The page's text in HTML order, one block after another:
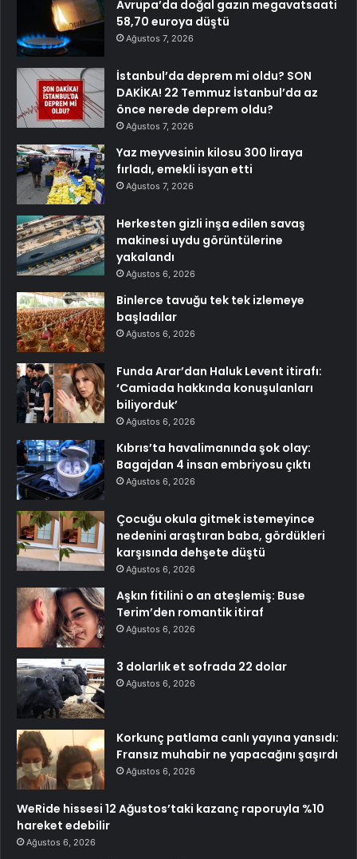
Avrupa’da doğal gazın megavatsaati
58,70 euroya düştü
Ağustos 7, 2026
İstanbul’da deprem mi oldu? SON
DAKİKA! 22 Temmuz İstanbul’da az
önce nerede deprem oldu?
Ağustos 7, 2026
Yaz meyvesinin kilosu 300 liraya
fırladı, emekli isyan etti
Ağustos 7, 2026
Herkesten gizli inşa edilen savaş
makinesi uydu görüntülerine
yakalandı
Ağustos 6, 2026
Binlerce tavuğu tek tek izlemeye
başladılar
Ağustos 6, 2026
Funda Arar’dan Haluk Levent itirafı:
‘Camiada hakkında konuşulanları
biliyorduk’
Ağustos 6, 2026
Kıbrıs’ta havalimanında şok olay:
Bagajdan 4 insan embriyosu çıktı
Ağustos 6, 2026
Çocuğu okula gitmek istemeyince
nedenini araştıran baba, gördükleri
karşısında dehşete düştü
Ağustos 6, 2026
Aşkın fitilini o an ateşlemiş: Buse
Terim’den romantik itiraf
Ağustos 6, 2026
3 dolarlık et sofrada 22 dolar
Ağustos 6, 2026
Korkunç patlama canlı yayına yansıdı:
Fransız muhabir ne yapacağını şaşırdı
Ağustos 6, 2026
WeRide hissesi 12 Ağustos’taki kazanç raporuyla %10
hareket edebilir
Ağustos 6, 2026